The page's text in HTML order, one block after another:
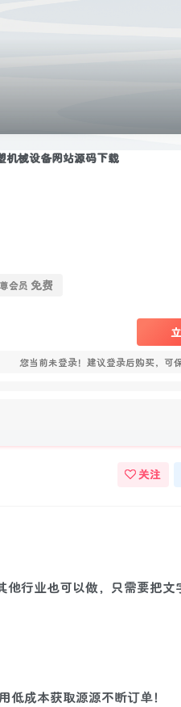
机械设备网站源码下载
会员 免费
您当前未登录！建议登录后购买，可
关注
行业也可以做，只需要把文
成本获取源源不断订单！